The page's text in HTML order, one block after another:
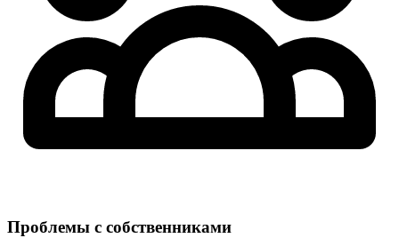
Проблемы с собственниками